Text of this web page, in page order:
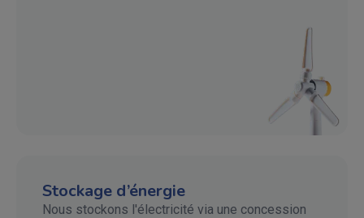
Stockage d’énergie
Nous stockons l'électricité via une concession